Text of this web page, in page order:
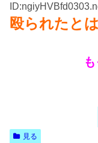
殴られたと
見る